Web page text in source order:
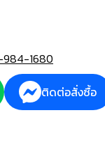
1680
ติดต่อสั่งซื้อ